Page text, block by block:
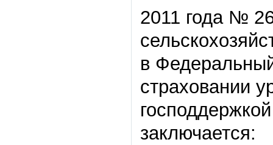
2011 года №
в
страховании
заключается: